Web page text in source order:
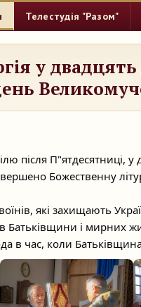
Телестудія "Разом"
у
після П"ятдесятниці,
Божественну
які захищають
Батьківщини і мирних
в час, коли